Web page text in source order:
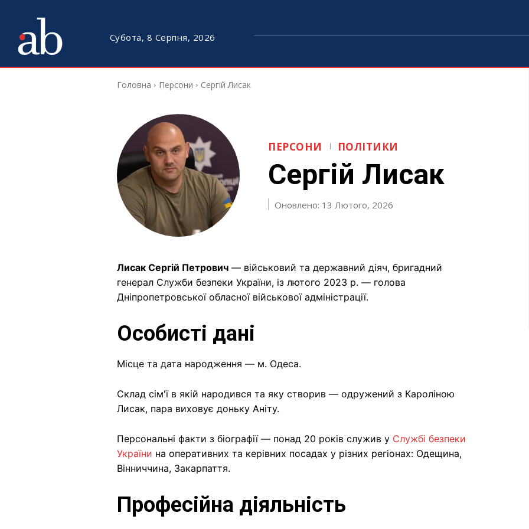
Субота, 8 Серпня, 2026
Головна Персони Сергій Лисак
ПЕРСОНИ ПОЛІТИКИ
Сергій Лисак
Оновлено: 13 Лютого, 2026
Лисак Сергій Петрович — військовий та державний діяч, бригадний
генерал Служби безпеки України, із лютого 2023 р. — голова
Дніпропетровської обласної військової адміністрації.
Особисті дані
Місце та дата народження — м. Одеса.
Склад сім'ї в якій народився та яку створив — одружений з Кароліною
Лисак, пара виховує доньку Аніту.
Персональні факти з біографії — понад 20 років служив у Службі безпеки
України на оперативних та керівних посадах у різних регіонах: Одещина,
Вінниччина, Закарпаття.
Професійна діяльність